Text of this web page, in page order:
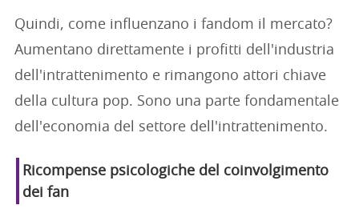
Quindi, come influenzano i fandom il mercato?
Aumentano direttamente i profitti dell'industria
dell'intrattenimento e rimangono attori chiave
della cultura pop. Sono una parte fondamentale
dell'economia del settore dell'intrattenimento.
Ricompense psicologiche del coinvolgimento
dei fan